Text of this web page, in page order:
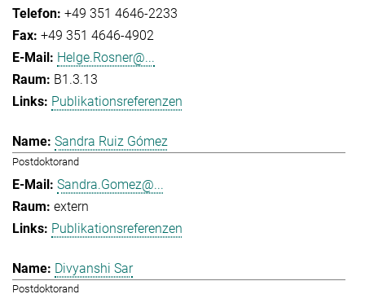
+49 351 4646-2233
+49 351 4646-4902
Helge.Rosner@...
B1.3.13
Publikationsreferenzen
Sandra Ruiz Gómez
Postdoktorand
Sandra.Gomez@...
extern
Publikationsreferenzen
Divyanshi Sar
Postdoktorand